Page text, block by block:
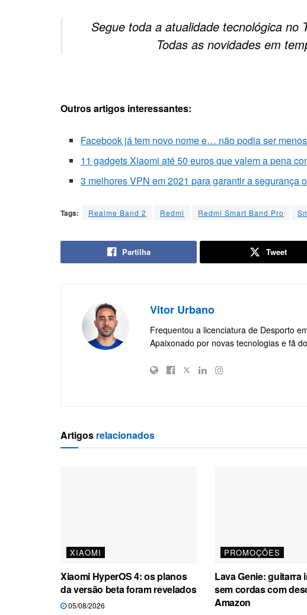
Segue toda a atualidade tecnológica no
Todas as novidades em
Outros artigos interessantes:
Facebook já tem novo nome e… não podia ser
11 gadgets Xiaomi até 50 euros que valem a pena
3 melhores VPN em 2021 para garantir a segurança
Tags: Realme Band 2 Redmi Redmi Smart Band Pro
Partilha Tweet
Vitor Urbano
Frequentou a licenciatura de Desporto
Apaixonado por novas tecnologias e fã
Artigos relacionados
XIAOMI
Xiaomi HyperOS 4: os planos
da versão beta foram revelados
05/08/2026
PROMOÇÕES
Lava Genie: guitarra
sem cordas com
Amazon